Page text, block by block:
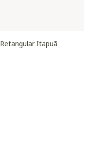
Itapuã